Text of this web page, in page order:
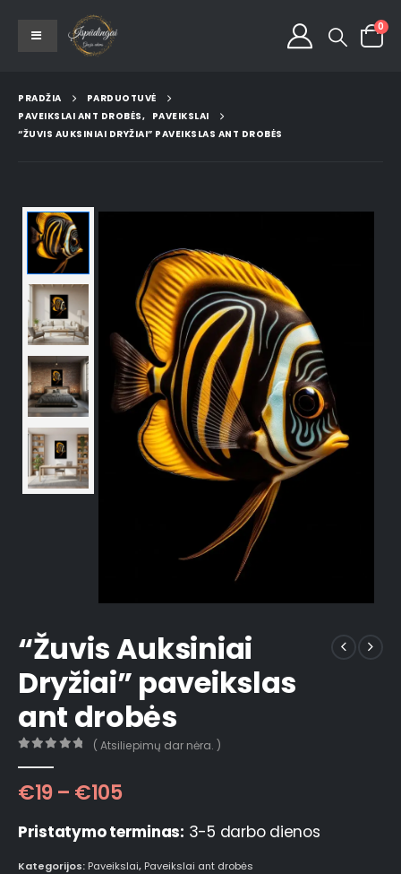
0
PRADŽIA
PARDUOTUVĖ
PAVEIKSLAI ANT DROBĖS, PAVEIKSLAI
“ŽUVIS AUKSINIAI DRYŽIAI” PAVEIKSLAS ANT DROBĖS
“Žuvis Auksiniai
Dryžiai” paveikslas
ant drobės
( Atsiliepimų dar nėra. )
€19 – €105
Pristatymo terminas: 3-5 darbo dienos
Kategorijos: Paveikslai, Paveikslai ant drobės